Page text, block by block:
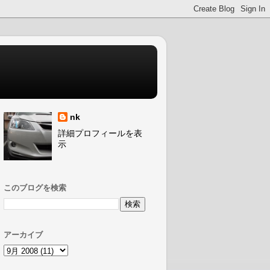
nk
詳細プロフィールを表
示
このブログを検索
アーカイブ